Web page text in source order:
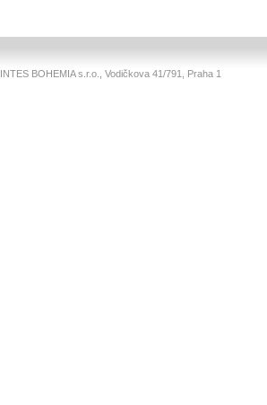
INTES BOHEMIA s.r.o., Vodičkova 41/791, Praha 1